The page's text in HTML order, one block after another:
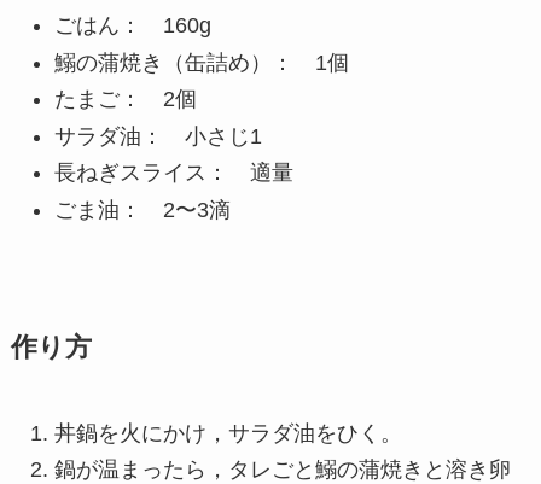
ごはん： 160g
鰯の蒲焼き（缶詰め）： 1個
たまご： 2個
サラダ油： 小さじ1
長ねぎスライス： 適量
ごま油： 2〜3滴
作り方
丼鍋を火にかけ，サラダ油をひく。
鍋が温まったら，タレごと鰯の蒲焼きと溶き卵